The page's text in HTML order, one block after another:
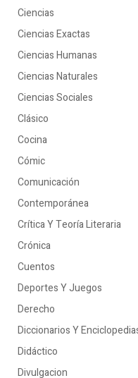
Ciencias
Ciencias Exactas
Ciencias Humanas
Ciencias Naturales
Ciencias Sociales
Clásico
Cocina
Cómic
Comunicación
Contemporánea
Crítica Y Teoría Literaria
Crónica
Cuentos
Deportes Y Juegos
Derecho
Diccionarios Y
Didáctico
Divulgacion